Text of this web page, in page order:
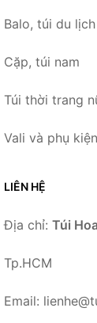
Balo, túi du
Cặp, túi nam
Túi thời trang
Vali và phụ kiện
LIÊN HỆ
Địa chỉ: Túi
Tp.HCM
Email: